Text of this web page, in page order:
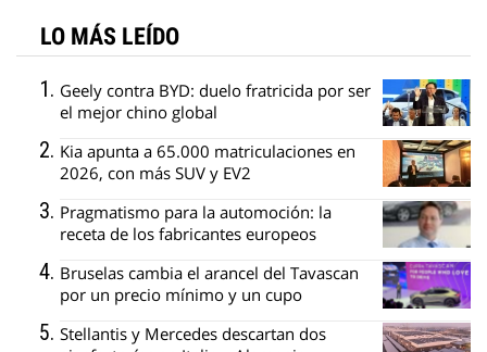
LO MÁS LEÍDO
Geely contra BYD: duelo fratricida por ser
el mejor chino global
Kia apunta a 65.000 matriculaciones en
2026, con más SUV y EV2
Pragmatismo para la automoción: la
receta de los fabricantes europeos
Bruselas cambia el arancel del Tavascan
por un precio mínimo y un cupo
Stellantis y Mercedes descartan dos